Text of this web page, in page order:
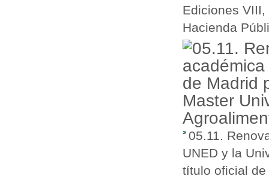
Ediciones
Hacienda
05.11.
UNED y la
título oficial